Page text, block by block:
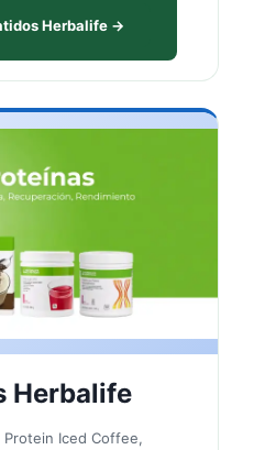
Herbalife →
Herbalife
Protein Iced Coffee,